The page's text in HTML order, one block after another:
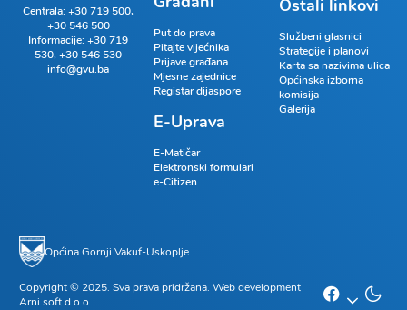
Centrala:+30 719 500,
+30 546 500
Informacije:+30 719
530,+30 546 530
info@gvu.ba
Put do prava
Pitajte vijećnika
Prijave građana
Mjesne zajednice
Registar dijaspore
E-Uprava
E-Matičar
Elektronski formulari
e-Citizen
Ostali linkovi
Službeni glasnici
Strategije i planovi
Karta sa nazivima ulica
Općinska izborna
komisija
Galerija
Općina Gornji Vakuf-Uskoplje
Copyright © 2025. Sva prava pridržana. Web development
Arni soft d.o.o.